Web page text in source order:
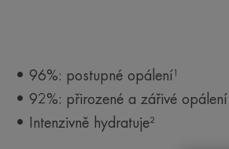
• 96%: postupné opálení¹
• 92%: přirozené a zářivé
• Intenzivně hydratuje²